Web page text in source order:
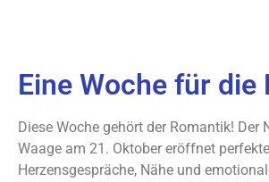
Eine Woche für die
Diese Woche gehört der Romantik! Der
Waage am 21. Oktober eröffnet
Herzensgespräche, Nähe und